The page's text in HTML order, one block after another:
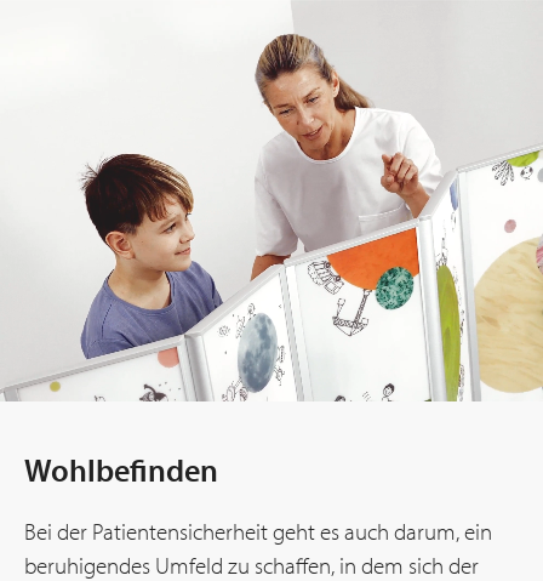
Wohlbefinden
Bei der Patientensicherheit geht es auch darum, ein
beruhigendes Umfeld zu schaffen, in dem sich der